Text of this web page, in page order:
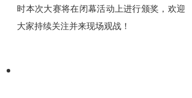
时本次大赛将在闭幕活动上进行颁奖，欢迎
大家持续关注并来现场观战！